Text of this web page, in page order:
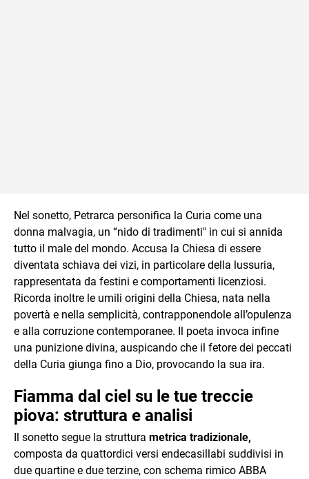
Nel sonetto, Petrarca personifica la Curia come una
donna malvagia, un “nido di tradimenti" in cui si annida
tutto il male del mondo. Accusa la Chiesa di essere
diventata schiava dei vizi, in particolare della lussuria,
rappresentata da festini e comportamenti licenziosi.
Ricorda inoltre le umili origini della Chiesa, nata nella
povertà e nella semplicità, contrapponendole all’opulenza
e alla corruzione contemporanee. Il poeta invoca infine
una punizione divina, auspicando che il fetore dei peccati
della Curia giunga fino a Dio, provocando la sua ira.
Fiamma dal ciel su le tue treccie
piova: struttura e analisi
Il sonetto segue la struttura metrica tradizionale,
composta da quattordici versi endecasillabi suddivisi in
due quartine e due terzine, con schema rimico ABBA